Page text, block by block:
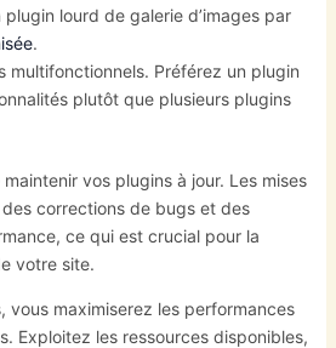
lourd de galerie d’images par
.
multifonctionnels. Préférez un plugin
plutôt que plusieurs plugins
vos plugins à jour. Les mises
corrections de bugs et des
ce qui est crucial pour la
votre site.
vous maximiserez les performances
Exploitez les ressources disponibles,